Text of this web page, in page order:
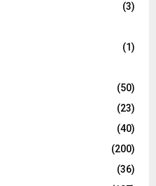
(3)
(1)
(50)
(23)
(40)
(200)
(36)